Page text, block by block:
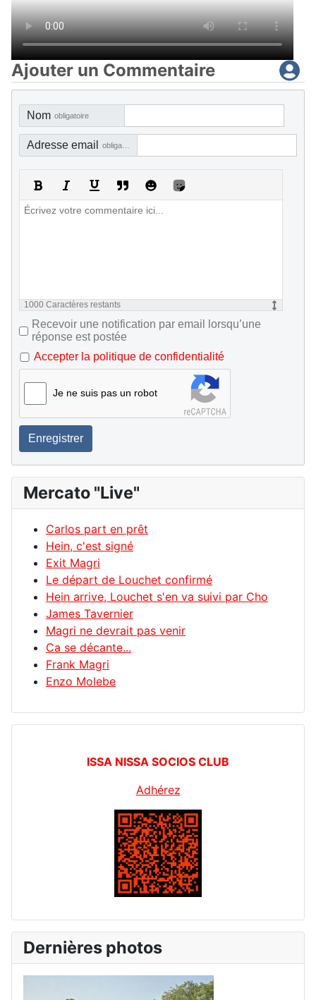
Ajouter un Commentaire
Nom obligatoire
Adresse email
1000 Caractères restants
Recevoir une notification par email lorsqu’une
réponse est postée
Accepter la politique de confidentialité
Je ne suis pas un robot
Enregistrer
Mercato "Live"
Carlos part en prêt
Hein, c'est signé
Exit Magri
Le départ de Louchet confirmé
Hein arrive, Louchet s'en va suivi par Cho
James Tavernier
Magri ne devrait pas venir
Ca se décante...
Frank Magri
Enzo Molebe
ISSA NISSA SOCIOS CLUB
Adhérez
Dernières photos